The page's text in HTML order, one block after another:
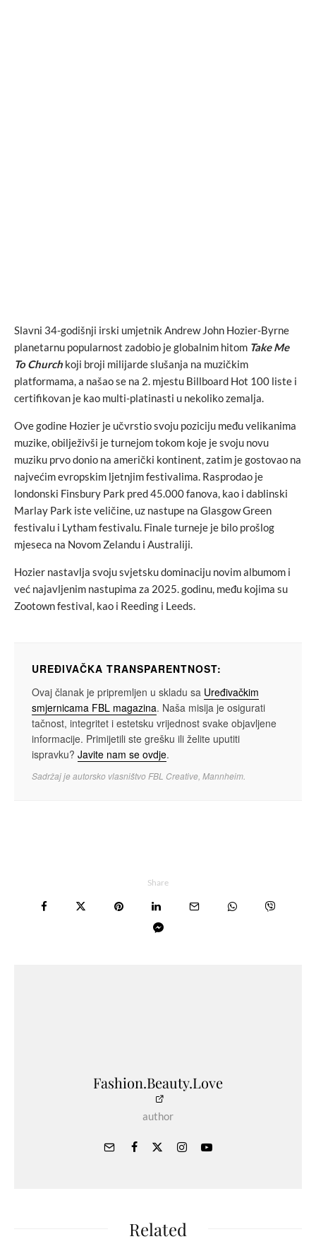
Slavni 34-godišnji irski umjetnik Andrew John Hozier-Byrne
planetarnu popularnost zadobio je globalnim hitom Take Me
To Church koji broji milijarde slušanja na muzičkim
platformama, a našao se na 2. mjestu Billboard Hot 100 liste i
certifikovan je kao multi-platinasti u nekoliko zemalja.
Ove godine Hozier je učvrstio svoju poziciju među velikanima
muzike, obilježivši je turnejom tokom koje je svoju novu
muziku prvo donio na američki kontinent, zatim je gostovao na
najvećim evropskim ljetnjim festivalima. Rasprodao je
londonski Finsbury Park pred 45.000 fanova, kao i dablinski
Marlay Park iste veličine, uz nastupe na Glasgow Green
festivalu i Lytham festivalu. Finale turneje je bilo prošlog
mjeseca na Novom Zelandu i Australiji.
Hozier nastavlja svoju svjetsku dominaciju novim albumom i
već najavljenim nastupima za 2025. godinu, među kojima su
Zootown festival, kao i Reeding i Leeds.
UREĐIVAČKA TRANSPARENTNOST:
Ovaj članak je pripremljen u skladu sa Uređivačkim
smjernicama FBL magazina. Naša misija je osigurati
tačnost, integritet i estetsku vrijednost svake objavljene
informacije. Primijetili ste grešku ili želite uputiti
ispravku? Javite nam se ovdje.
Sadržaj je autorsko vlasništvo FBL Creative, Mannheim.
Share
Fashion.Beauty.Love
author
Related